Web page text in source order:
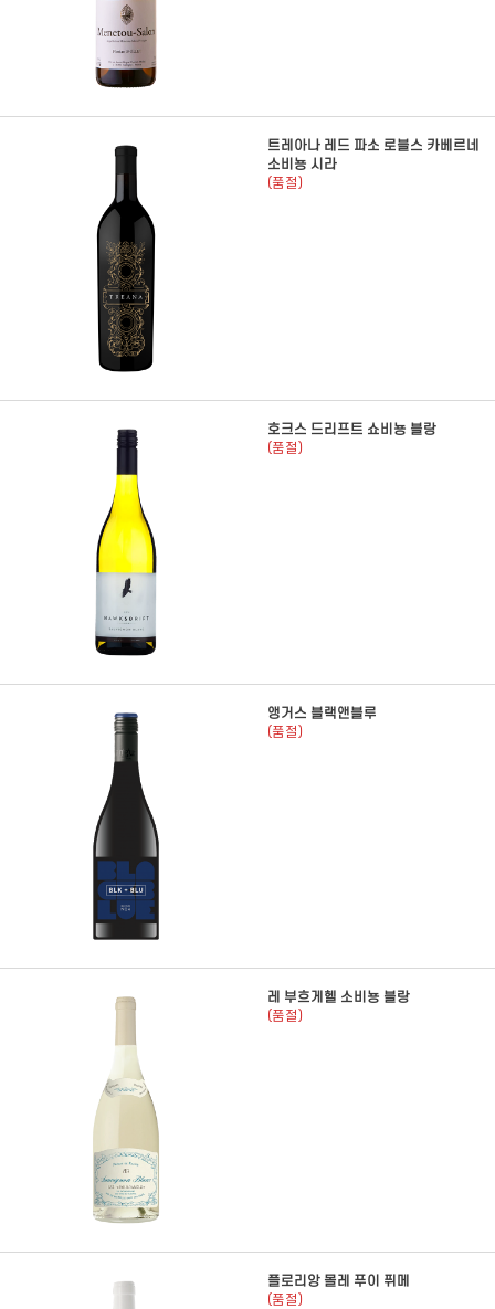
트레아나 레드 파소 로블스 카베르네
소비뇽 시라
(품절)
호크스 드리프트 쇼비뇽 블랑
(품절)
앵거스 블랙앤블루
(품절)
레 부흐게헬 소비뇽 블랑
(품절)
플로리앙 몰레 푸이 퓌메
(품절)